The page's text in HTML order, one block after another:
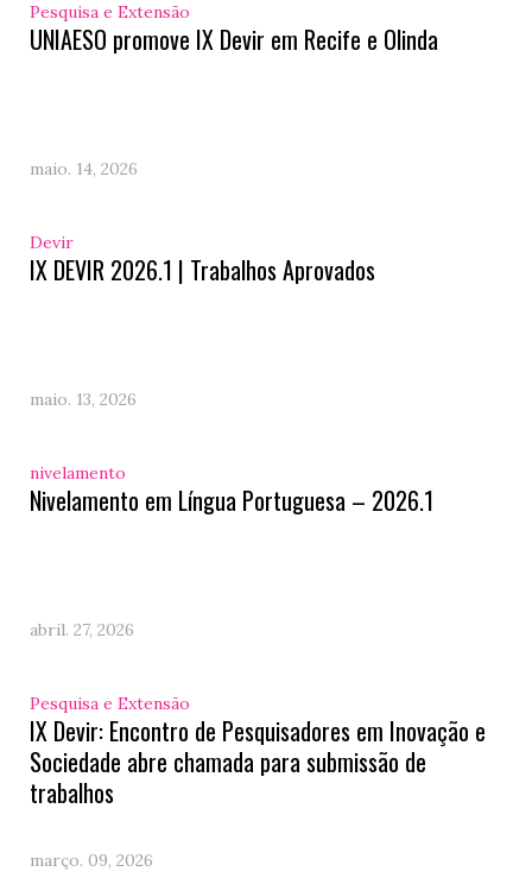
Pesquisa e Extensão
UNIAESO promove IX Devir em Recife e Olinda
maio. 14, 2026
Devir
IX DEVIR 2026.1 | Trabalhos Aprovados
maio. 13, 2026
nivelamento
Nivelamento em Língua Portuguesa – 2026.1
abril. 27, 2026
Pesquisa e Extensão
IX Devir: Encontro de Pesquisadores em Inovação e
Sociedade abre chamada para submissão de
trabalhos
março. 09, 2026